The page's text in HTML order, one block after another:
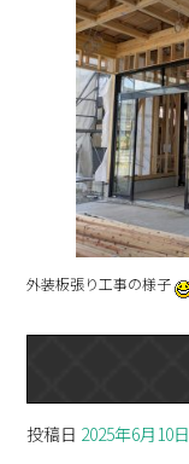
外装板張り工事の様子
投稿日 2025年6月10日